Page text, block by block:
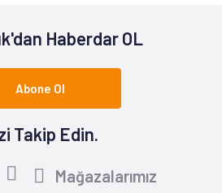
Haberdar OL
Abone Ol
Takip Edin.
Mağazalarımız